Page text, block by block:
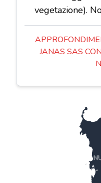
vegetazione).
JANAS SAS